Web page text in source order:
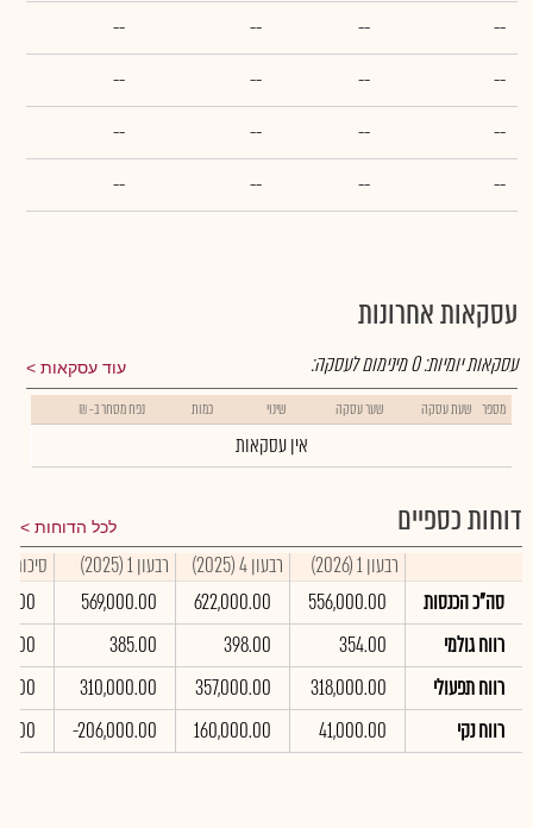
--
--
--
--
--
--
--
--
--
--
--
--
--
--
--
--
עסקאות אחרונות
עוד עסקאות עסקאות יומיות:0מינימום לעסקה:
מספר שעת עסקה שער עסקה שינוי כמות נפח מסחר ב- ₪
אין עסקאות
דוחות כספיים לכל הדוחות
רבעון 1 (2026) רבעון 4 (2025) רבעון 1 (2025)
סיכום
סה"כ הכנסות
556,000.00
622,000.00
569,000.00
רווח גולמי
354.00
398.00
385.00
רווח תפעולי
318,000.00
357,000.00
310,000.00
רווח נקי
41,000.00
160,000.00
-206,000.00